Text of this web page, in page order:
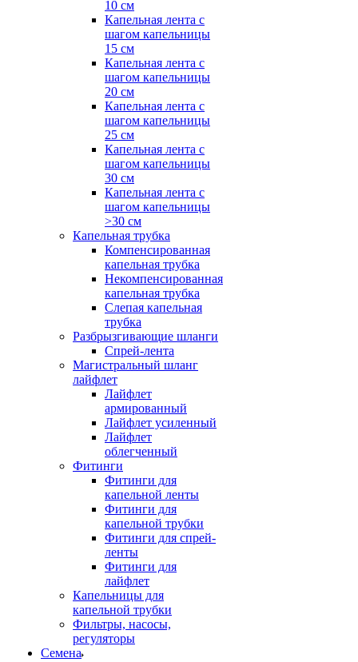
10 см
Капельная лента с
шагом капельницы
15 см
Капельная лента с
шагом капельницы
20 см
Капельная лента с
шагом капельницы
25 см
Капельная лента с
шагом капельницы
30 см
Капельная лента с
шагом капельницы
>30 см
Капельная трубка
Компенсированная
капельная трубка
Некомпенсированная
капельная трубка
Слепая капельная
трубка
Разбрызгивающие шланги
Спрей-лента
Магистральный шланг
лайфлет
Лайфлет
армированный
Лайфлет усиленный
Лайфлет
облегченный
Фитинги
Фитинги для
капельной ленты
Фитинги для
капельной трубки
Фитинги для спрей-
ленты
Фитинги для
лайфлет
Капельницы для
капельной трубки
Фильтры, насосы,
регуляторы
Семена